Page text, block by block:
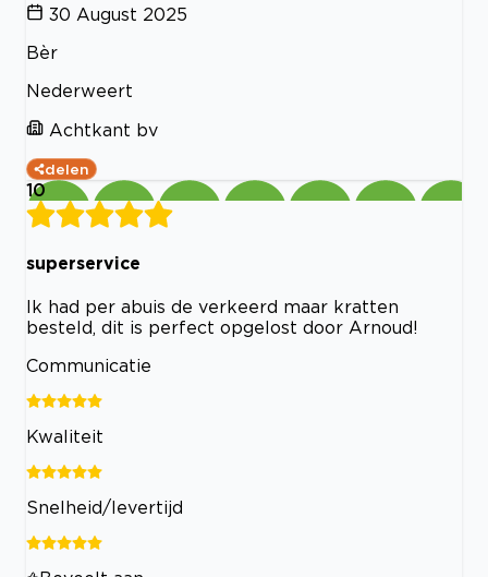
30 August 2025
Bèr
Nederweert
Achtkant bv
delen
10
superservice
Ik had per abuis de verkeerd maar kratten
besteld, dit is perfect opgelost door Arnoud!
Communicatie
Kwaliteit
Snelheid/levertijd